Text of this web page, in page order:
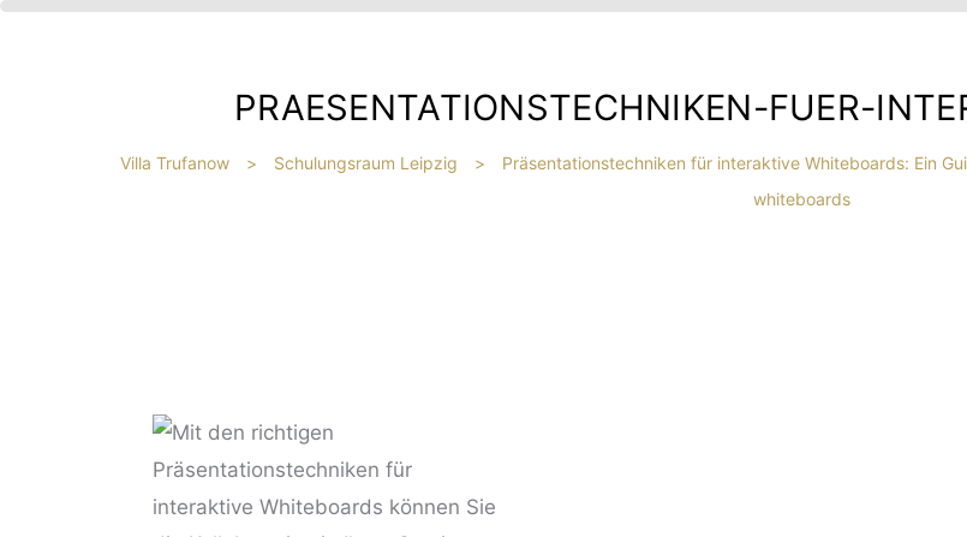
PRAESENTATIONSTECHNIKEN-FUER-
Villa Trufanow > Schulungsraum Leipzig > Präsentationstechniken für interaktive Whiteboards: Ein
whiteboards